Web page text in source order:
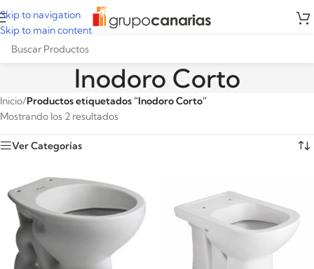
Skip to navigation
Skip to main content
Inodoro Corto
Inicio/Productos etiquetados “Inodoro Corto”
Mostrando los 2 resultados
Ver Categorías